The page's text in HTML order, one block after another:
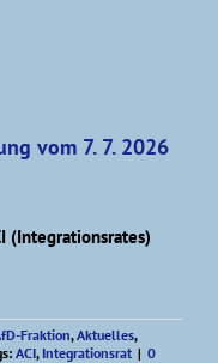
vom 7. 7. 2026
(Integrationsrates)
Fraktion,Aktuelles,
ACI, Integrationsrat | 0